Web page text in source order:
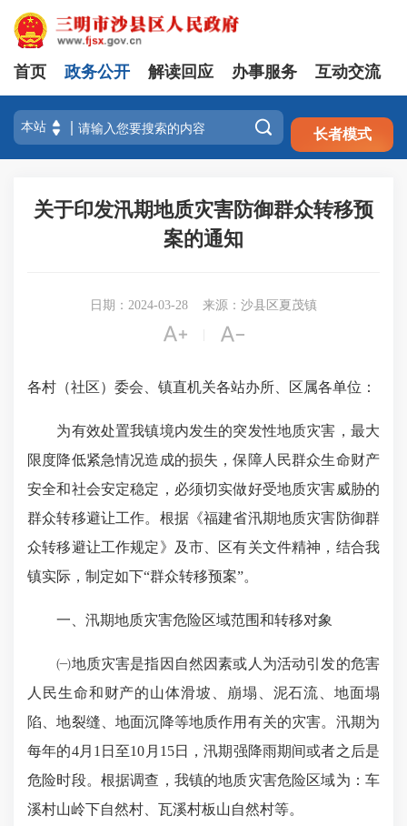
注册 登录
首页 政务公开 解读回应 办事服务 互动交流
 长者模式
关于印发汛期地质灾害防御群众转移预
案的通知
日期：2024-03-28 来源：沙县区夏茂镇
 
各村（社区）委会、镇直机关各站办所、区属各单位：
为有效处置我镇境内发生的突发性地质灾害，最大
限度降低紧急情况造成的损失，保障人民群众生命财产
安全和社会安定稳定，必须切实做好受地质灾害威胁的
群众转移避让工作。根据《福建省汛期地质灾害防御群
众转移避让工作规定》及市、区有关文件精神，结合我
镇实际，制定如下“群众转移预案”。
一、汛期地质灾害危险区域范围和转移对象
㈠地质灾害是指因自然因素或人为活动引发的危害
人民生命和财产的山体滑坡、崩塌、泥石流、地面塌
陷、地裂缝、地面沉降等地质作用有关的灾害。汛期为
每年的4月1日至10月15日，汛期强降雨期间或者之后是
危险时段。根据调查，我镇的地质灾害危险区域为：车
溪村山岭下自然村、瓦溪村板山自然村等。